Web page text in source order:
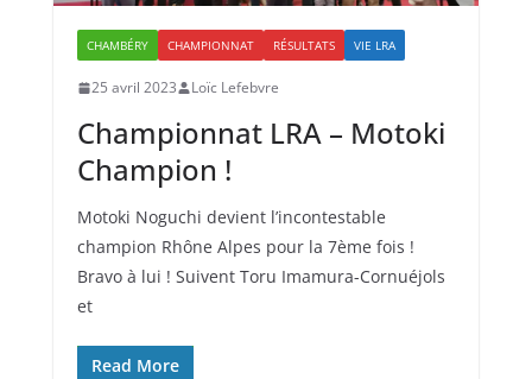
CHAMBÉRY CHAMPIONNAT RÉSULTATS VIE LRA
25 avril 2023 Loïc Lefebvre
Championnat LRA – Motoki
Champion !
Motoki Noguchi devient l’incontestable
champion Rhône Alpes pour la 7ème fois !
Bravo à lui ! Suivent Toru Imamura-Cornuéjols
et
Read More